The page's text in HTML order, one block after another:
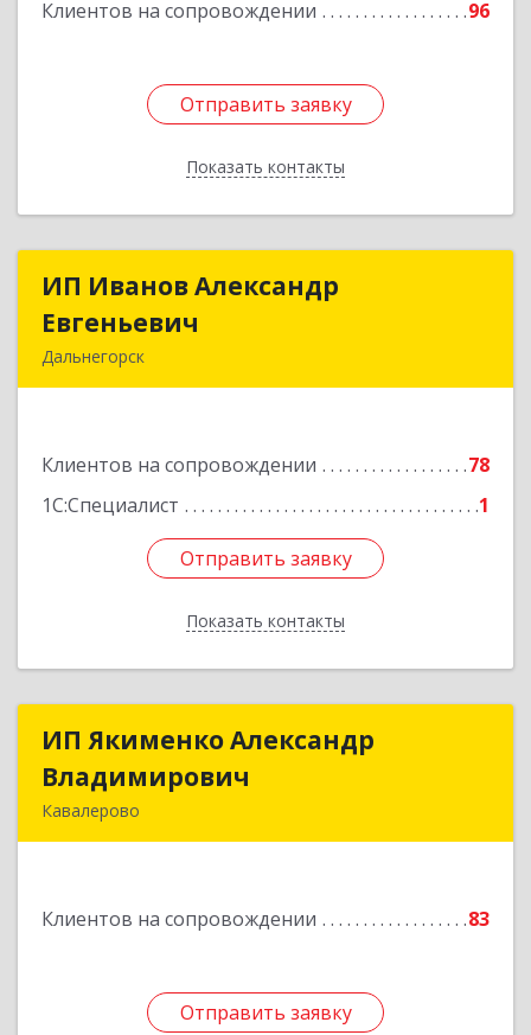
Клиентов на сопровождении 96
Отправить заявку
Показать контакты
Подробнее
Отправить заявку
Назад
ИП Иванов Александр
Евгеньевич
Дальнегорск
Клиентов на сопровождении
78
1С:Специалист
1
Отправить заявку
Показать контакты
ИП Иванов Александр
Подробнее
Отправить заявку
Назад
ИП Якименко Александр
Владимирович
Кавалерово
Клиентов на сопровождении 83
Отправить заявку
ИП Якименко Александр
Подробнее
Отправить заявку